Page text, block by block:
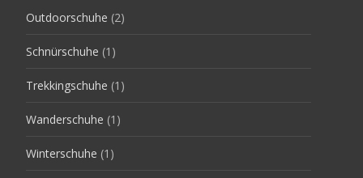
Outdoorschuhe (2)
Schnürschuhe (1)
Trekkingschuhe (1)
Wanderschuhe (1)
Winterschuhe (1)